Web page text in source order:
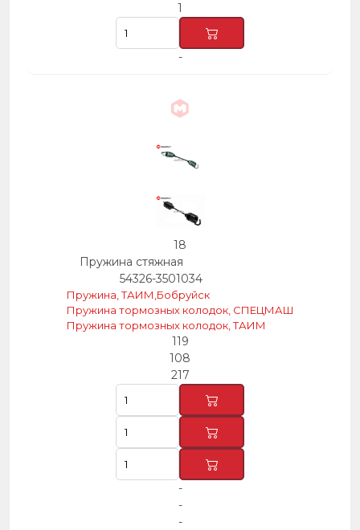
1
-
18
Пружина стяжная
54326-3501034
Пружина, ТАИМ,Бобруйск
Пружина тормозных колодок, СПЕЦМАШ
Пружина тормозных колодок, ТАИМ
119
108
217
-
-
-